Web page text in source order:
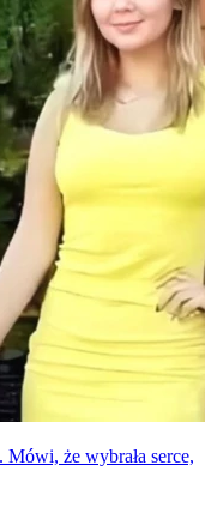
że wybrała serce,